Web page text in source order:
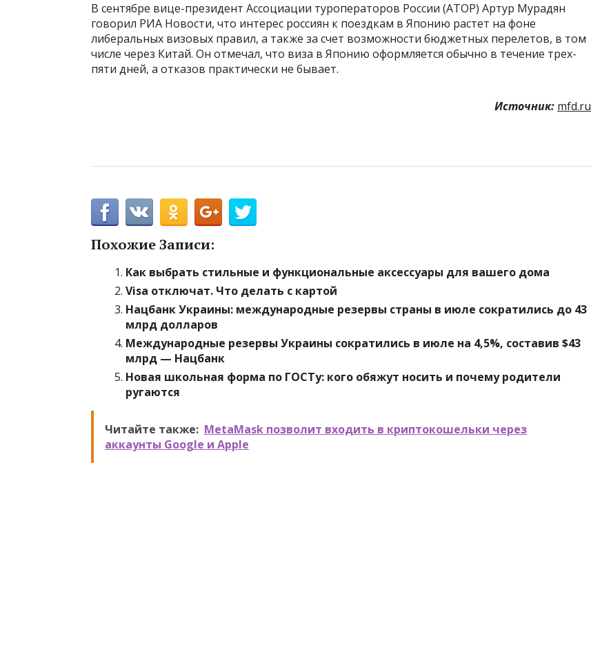
В сентябре вице-президент Ассоциации туроператоров России (АТОР) Артур Мурадян
говорил РИА Новости, что интерес россиян к поездкам в Японию растет на фоне
либеральных визовых правил, а также за счет возможности бюджетных перелетов, в том
числе через Китай. Он отмечал, что виза в Японию оформляется обычно в течение трех-
пяти дней, а отказов практически не бывает.
Источник: mfd.ru
Похожие Записи:
Как выбрать стильные и функциональные аксессуары для вашего дома
Visa отключат. Что делать с картой
Нацбанк Украины: международные резервы страны в июле сократились до 43
млрд долларов
Международные резервы Украины сократились в июле на 4,5%, составив $43
млрд — Нацбанк
Новая школьная форма по ГОСТу: кого обяжут носить и почему родители
ругаются
Читайте также: MetaMask позволит входить в криптокошельки через
аккаунты Google и Apple